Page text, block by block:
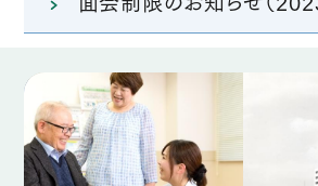
3分で分かる兵庫医科
3分で分かる兵庫医科
3分で分かる兵庫医科
3分で分かる兵庫医科
3分で分かる兵庫医科
3分で分かる兵庫医科